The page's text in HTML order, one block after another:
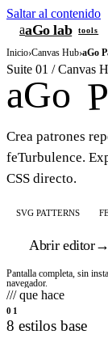
Saltar al contenido
aaGo lab tools
Inicio›Canvas Hub›aGo
Suite 01 / Canvas
aGo
Crea patrones
feTurbulence.
CSS directo.
SVG PATTERNS
Abrir editor→
Pantalla completa, sin
navegador.
/// que hace
01
8 estilos base